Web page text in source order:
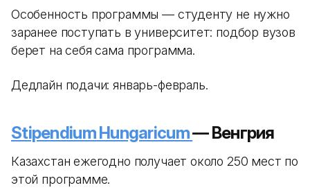
Особенность программы — студенту не нужно
заранее поступать в университет: подбор вузов
берет на себя сама программа.
Дедлайн подачи: январь-февраль.
Stipendium Hungaricum— Венгрия
Казахстан ежегодно получает около 250 мест по
этой программе.